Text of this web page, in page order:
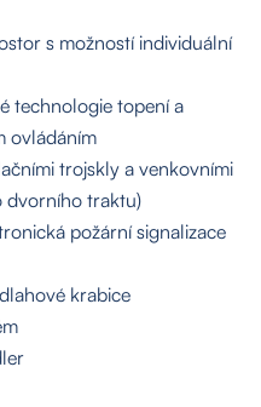
s možností individuální
technologie topení a
ovládáním
trojskly a venkovními
dvorního traktu)
požární signalizace
krabice